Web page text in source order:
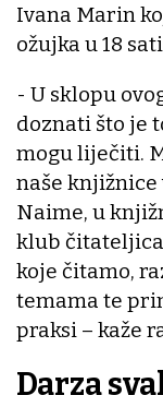
Ivana Marin
ožujka u 18
- U sklopu
doznati što je
mogu liječiti.
naše knjižnice
Naime, u
klub
koje čitamo,
temama te
praksi – kaže
Darza